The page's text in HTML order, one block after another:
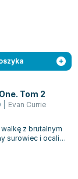
Tom 2
Evan Currie
z brutalnym
surowiec i ocalić